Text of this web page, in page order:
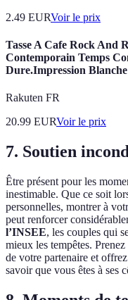
2.49 EURVoir le prix
Tasse A Cafe Rock And
Contemporain Temps
Dure.Impression
Rakuten FR
20.99 EURVoir le prix
7. Soutien
Être présent pour les
inestimable. Que ce soit
personnelles, montrer à
peut renforcer
l’INSEE, les couples qui
mieux les tempêtes.
de votre partenaire et
savoir que vous êtes à ses